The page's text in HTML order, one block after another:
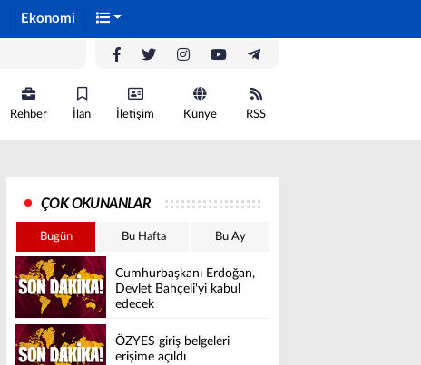
Ekonomi
Rehber İlan İletişim Künye RSS
ÇOK OKUNANLAR
Bugün Bu Hafta Bu Ay
Cumhurbaşkanı Erdoğan,
Devlet Bahçeli'yi kabul
edecek
ÖZYES giriş belgeleri
erişime açıldı